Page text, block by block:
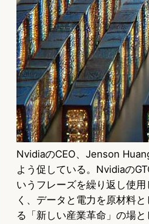
NvidiaのCEO、Jenson
よう促している。Nvidiaの
いうフレーズを繰り返し使
く、データと電力を原材料
る「新しい産業革命」の場